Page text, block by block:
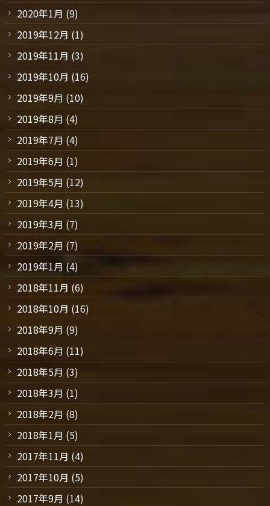
2020年1月 (9)
2019年12月 (1)
2019年11月 (3)
2019年10月 (16)
2019年9月 (10)
2019年8月 (4)
2019年7月 (4)
2019年6月 (1)
2019年5月 (12)
2019年4月 (13)
2019年3月 (7)
2019年2月 (7)
2019年1月 (4)
2018年11月 (6)
2018年10月 (16)
2018年9月 (9)
2018年6月 (11)
2018年5月 (3)
2018年3月 (1)
2018年2月 (8)
2018年1月 (5)
2017年11月 (4)
2017年10月 (5)
2017年9月 (14)